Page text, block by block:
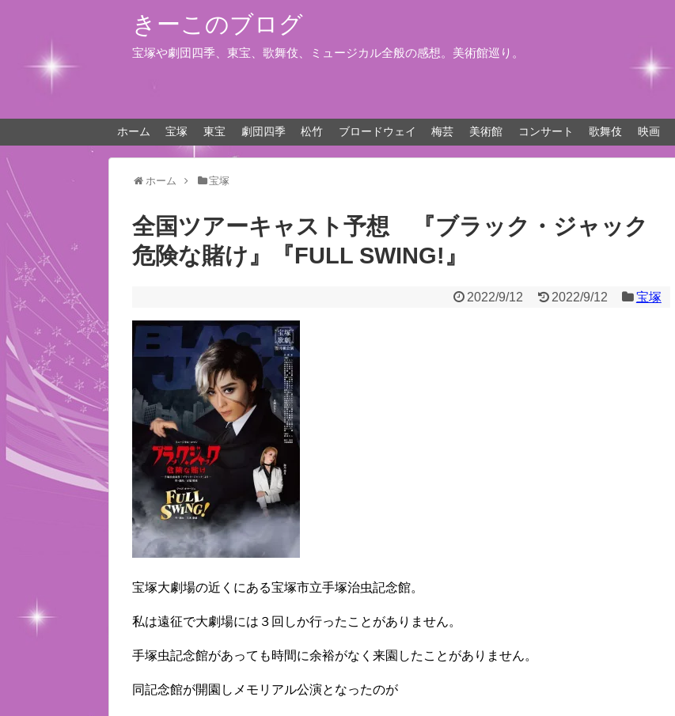
きーこのブログ
宝塚や劇団四季、東宝、歌舞伎、ミュージカル全般の感想。美術館巡り。
ホーム 宝塚 東宝 劇団四季 松竹 ブロードウェイ 梅芸 美術館 コンサート 歌舞伎 映画
ホーム 宝塚
全国ツアーキャスト予想 『ブラック・ジャック
危険な賭け』『FULL SWING!』
2022/9/12 2022/9/12 宝塚
宝塚大劇場の近くにある宝塚市立手塚治虫記念館。
私は遠征で大劇場には３回しか行ったことがありません。
手塚虫記念館があっても時間に余裕がなく来園したことがありません。
同記念館が開園しメモリアル公演となったのが